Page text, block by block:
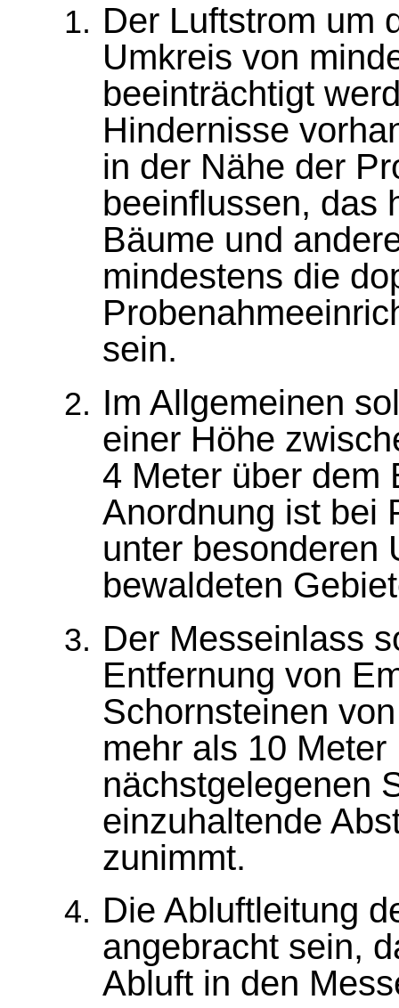
Der Luftstrom um
Umkreis von
beeinträchtigt
Hindernisse
in der Nähe der
beeinflussen, das
Bäume und
mindestens die
sein.
Im Allgemeinen
einer Höhe
4 Meter über dem
Anordnung ist bei
unter besonderen
bewaldeten
Der Messeinlass
Entfernung von
Schornsteinen
mehr als 10
nächstgelegenen
einzuhaltende
zunimmt.
Die Abluftleitung
angebracht sein,
Abluft in den